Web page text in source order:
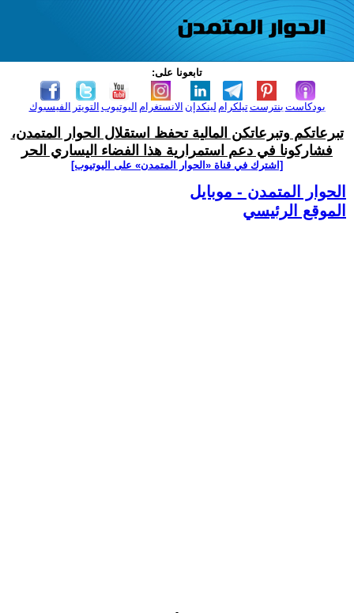
تابعونا على:
الفيسبوك التويتر اليوتيوب الانستغرام لينكدإن تيلكرامبنترست بودكاست
تبرعاتكم وتبرعاتكن المالية تحفظ استقلال الحوار المتمدن،
فشاركونا في دعم استمرارية هذا الفضاء اليساري الحر
[اشترك في قناة ‫«الحوار المتمدن» على اليوتيوب]
الحوار المتمدن - موبايل
الموقع الرئيسي